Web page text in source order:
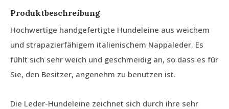
Produktbeschreibung
Hochwertige handgefertigte Hundeleine aus weichem
und strapazierfähigem italienischem Nappaleder. Es
fühlt sich sehr weich und geschmeidig an, so dass es für
Sie, den Besitzer, angenehm zu benutzen ist.
Die Leder-Hundeleine zeichnet sich durch ihre sehr